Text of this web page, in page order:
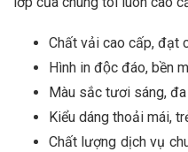
Chất vải cao cấp, đạt
Hình in độc đáo, bền
Màu sắc tươi sáng,
Kiểu dáng thoải mái,
Chất lượng dịch vụ